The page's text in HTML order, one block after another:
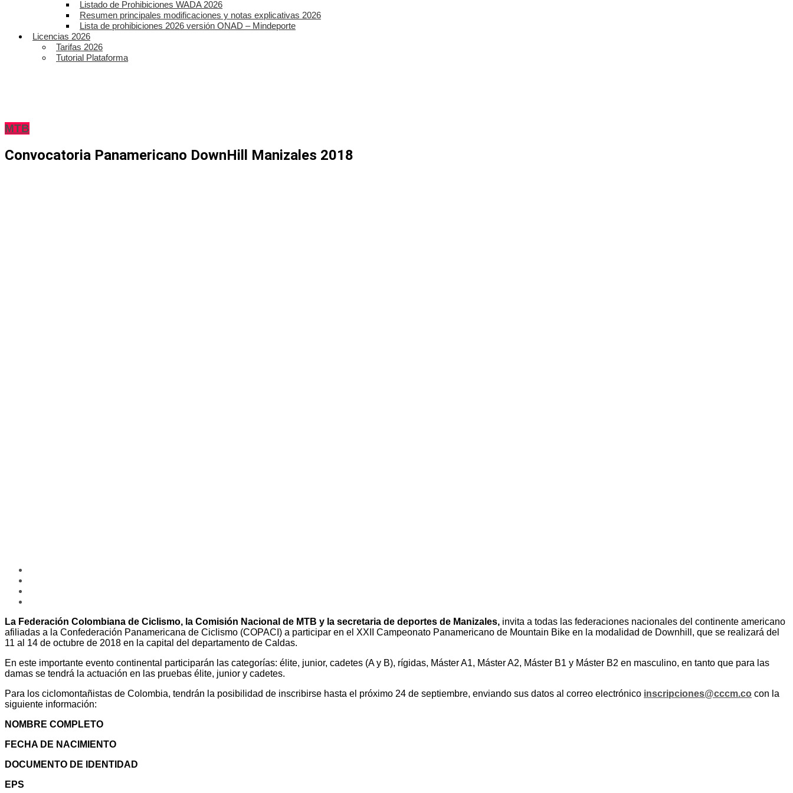
Listado de Prohibiciones WADA 2026
Resumen principales modificaciones y notas explicativas 2026
Lista de prohibiciones 2026 versión ONAD – Mindeporte
Licencias 2026
Tarifas 2026
Tutorial Plataforma
MTB
Convocatoria Panamericano DownHill Manizales 2018
La Federación Colombiana de Ciclismo, la Comisión Nacional de MTB y la secretaria de deportes de Manizales, invita a todas las federaciones nacionales del continente americano
afiliadas a la Confederación Panamericana de Ciclismo (COPACI) a participar en el XXII Campeonato Panamericano de Mountain Bike en la modalidad de Downhill, que se realizará del
11 al 14 de octubre de 2018 en la capital del departamento de Caldas.
En este importante evento continental participarán las categorías: élite, junior, cadetes (A y B), rígidas, Máster A1, Máster A2, Máster B1 y Máster B2 en masculino, en tanto que para las
damas se tendrá la actuación en las pruebas élite, junior y cadetes.
Para los ciclomontañistas de Colombia, tendrán la posibilidad de inscribirse hasta el próximo 24 de septiembre, enviando sus datos al correo electrónico inscripciones@cccm.co con la
siguiente información:
NOMBRE COMPLETO
FECHA DE NACIMIENTO
DOCUMENTO DE IDENTIDAD
EPS